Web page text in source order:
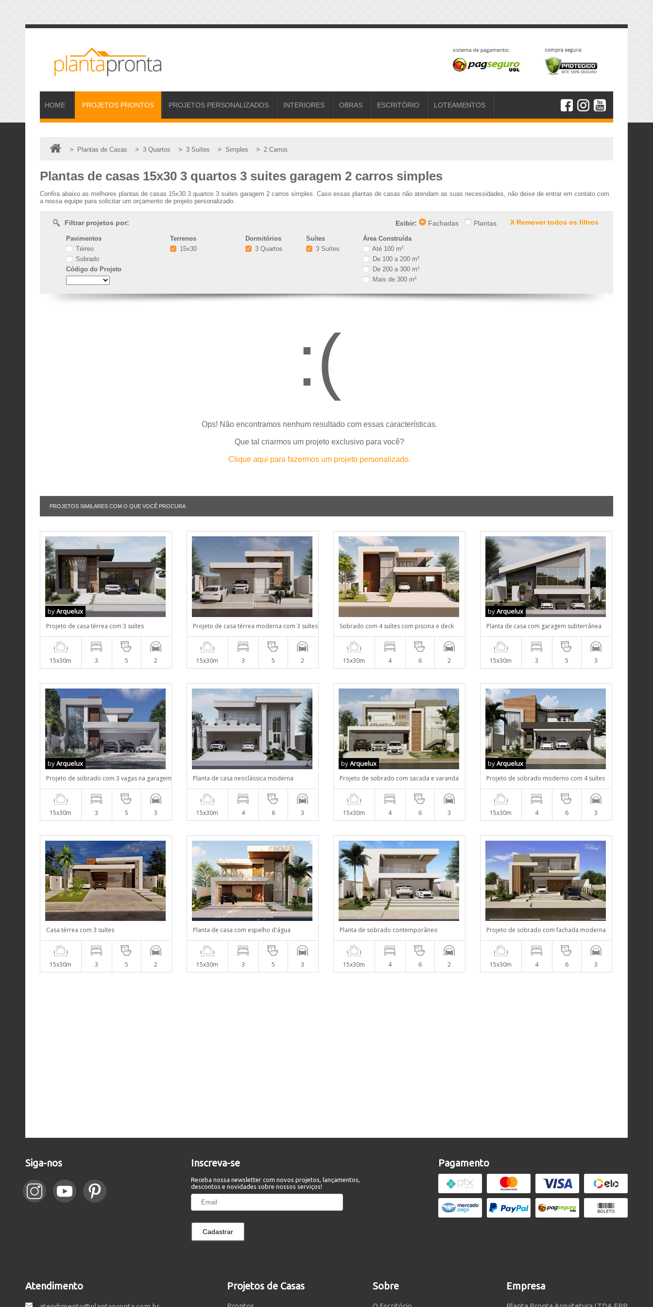
HOME PROJETOS PRONTOS PROJETOS PERSONALIZADOS INTERIORES OBRAS ESCRITÓRIO LOTEAMENTOS
> Plantas de Casas > 3 Quartos > 3 Suítes > Simples > 2 Carros
Plantas de casas 15x30 3 quartos 3 suites garagem 2 carros simples
Confira abaixo as melhores plantas de casas 15x30 3 quartos 3 suites garagem 2 carros simples. Caso essas plantas de casas não atendam as suas necessidades, não deixe de entrar em contato com
a nossa equipe para solicitar um orçamento de projeto personalizado.
X Remover todos os filtros
Filtrar projetos por: Exibir: Fachadas Plantas
Pavimentos
Térreo
Sobrado
Código do Projeto
Terrenos
15x30
Dormitórios
3 Quartos
Suítes
3 Suítes
Área Construída
Até 100 m²
De 100 a 200 m²
De 200 a 300 m²
Mais de 300 m²
:(
Ops! Não encontramos nenhum resultado com essas características.
Que tal criarmos um projeto exclusivo para você?
Clique aqui para fazermos um projeto personalizado.
PROJETOS SIMILARES COM O QUE VOCÊ PROCURA
byArquelux
Projeto de casa térrea com 3 suítes
15x30m 3 5 2
Projeto de casa térrea moderna com 3 suítes
15x30m 3 5 2
Sobrado com 4 suítes com piscina e deck
15x30m 4 6 2
byArquelux
Planta de casa com garagem subterrânea
15x30m 3 5 3
byArquelux
Projeto de sobrado com 3 vagas na garagem
15x30m 3 5 3
Planta de casa neoclássica moderna
15x30m 4 6 3
byArquelux
Projeto de sobrado com sacada e varanda
15x30m 4 6 3
byArquelux
Projeto de sobrado moderno com 4 suítes
15x30m 4 6 3
Casa térrea com 3 suítes
15x30m 3 5 2
Planta de casa com espelho d'água
15x30m 3 5 3
Planta de sobrado contemporâneo
15x30m 4 6 2
Projeto de sobrado com fachada moderna
15x30m 4 6 3
Siga-nos Inscreva-se
Receba nossa newsletter com novos projetos, lançamentos,
descontos e novidades sobre nossos serviços!
Cadastrar
Pagamento
Atendimento Projetos de Casas Sobre Empresa